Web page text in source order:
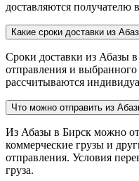
доставляются получателю
Какие сроки доставки из
Сроки доставки из Абазы в
отправления и
рассчитываются
Что можно отправить из
Из Абазы в Бирск можно
коммерческие грузы и
отправления. Условия
груза.